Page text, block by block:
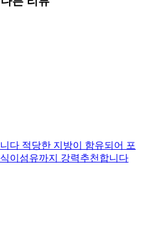
다 적당한 지방이 함유되어 포
이섬유까지 강력추천합니다